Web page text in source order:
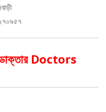
ডাক্তার Doctors